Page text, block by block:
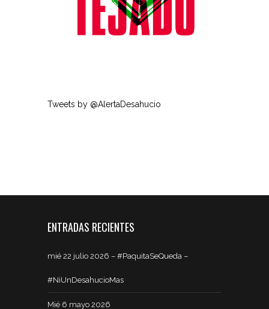
Tweets by @AlertaDesahucio
ENTRADAS RECIENTES
mié 22 julio 2026 – #PaquitaSeQueda –
#NiUnDesahucioMas
Mié 6 mayo 2026